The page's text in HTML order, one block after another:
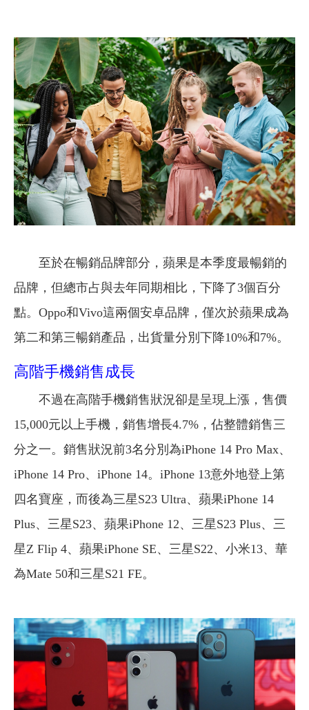
至於在暢銷品牌部分，蘋果是本季度最暢銷的
品牌，但總市占與去年同期相比，下降了3個百分
點。Oppo和Vivo這兩個安卓品牌，僅次於蘋果成為
第二和第三暢銷產品，出貨量分別下降10%和7%。
高階手機銷售成長
不過在高階手機銷售狀況卻是呈現上漲，售價
15,000元以上手機，銷售增長4.7%，佔整體銷售三
分之一。銷售狀況前3名分別為iPhone 14 Pro Max、
iPhone 14 Pro、iPhone 14。iPhone 13意外地登上第
四名寶座，而後為三星S23 Ultra、蘋果iPhone 14
Plus、三星S23、蘋果iPhone 12、三星S23 Plus、三
星Z Flip 4、蘋果iPhone SE、三星S22、小米13、華
為Mate 50和三星S21 FE。